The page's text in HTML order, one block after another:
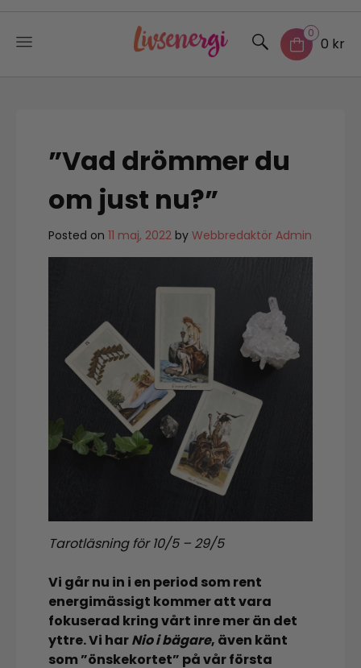
0
0 kr
”Vad drömmer du
om just nu?”
Posted on 11 maj, 2022 by Webbredaktör Admin
Tarotläsning för 10/5 – 29/5
Vi går nu in i en period som rent
energimässigt kommer att vara
fokuserad kring vårt inre mer än det
yttre. Vi harNio i bägare, även känt
som ”önskekortet” på vår första